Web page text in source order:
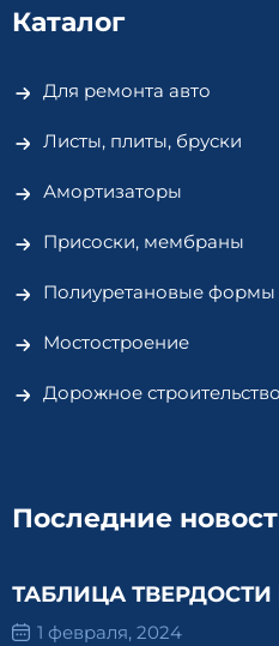
Каталог
Для ремонта авто
Листы, плиты, бруски
Амортизаторы
Присоски, мембраны
Полиуретановые формы
Мостостроение
Дорожное строительство
Последние
ТАБЛИЦА
1 февраля, 2024